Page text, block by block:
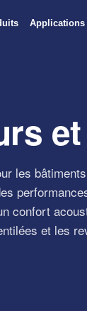
Applications
les
confort
et les